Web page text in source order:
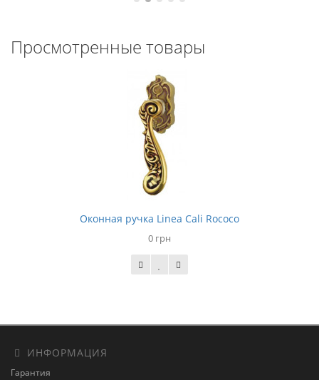
Просмотренные товары
Оконная ручка Linea Cali Rococo
0 грн
ИНФОРМАЦИЯ
Гарантия